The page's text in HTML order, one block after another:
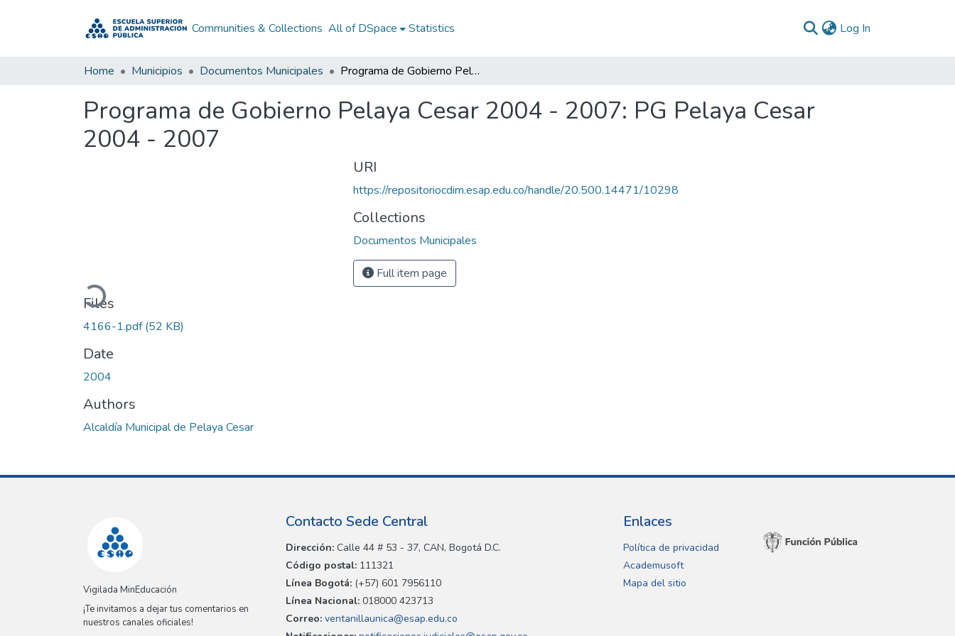
Communities & Collections All of DSpace Statistics Log In
Home Municipios Documentos Municipales Programa de Gobierno Pelaya Cesar 2004 - 2007: PG Pelaya Cesar 2004 - 2007
Programa de Gobierno Pelaya Cesar 2004 - 2007: PG Pelaya Cesar
2004 - 2007
Loading...
Files
4166-1.pdf(52 KB)
Date
2004
Authors
Alcaldía Municipal de Pelaya Cesar
URI
https://repositoriocdim.esap.edu.co/handle/20.500.14471/10298
Collections
Documentos Municipales
Full item page
Vigilada MinEducación
¡Te invitamos a dejar tus comentarios en
nuestros canales oficiales!
Contacto Sede Central
Dirección: Calle 44 # 53 - 37, CAN, Bogotá D.C.
Código postal: 111321
Línea Bogotá: (+57) 601 7956110
Línea Nacional: 018000 423713
Correo: ventanillaunica@esap.edu.co
Enlaces
Política de privacidad
Academusoft
Mapa del sitio